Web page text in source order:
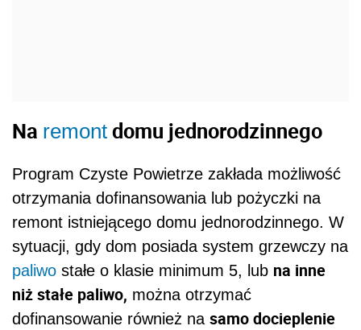
Na remont domu jednorodzinnego
Program Czyste Powietrze zakłada możliwość
otrzymania dofinansowania lub pożyczki na
remont istniejącego domu jednorodzinnego. W
sytuacji, gdy dom posiada system grzewczy na
paliwo stałe o klasie minimum 5, lub na inne
niż stałe paliwo, można otrzymać
dofinansowanie również na samo docieplenie